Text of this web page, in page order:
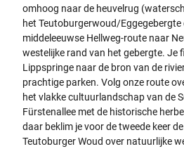
omhoog naar de heuvelrug
het Teutoburgerwoud/Eggegebergte
middeleeuwse Hellweg-route naar
westelijke rand van het gebergte. Je
Lippspringe naar de bron van de
prachtige parken. Volg onze route
het vlakke cultuurlandschap van de
Fürstenallee met de historische
daar beklim je voor de tweede keer
Teutoburger Woud over natuurlijke